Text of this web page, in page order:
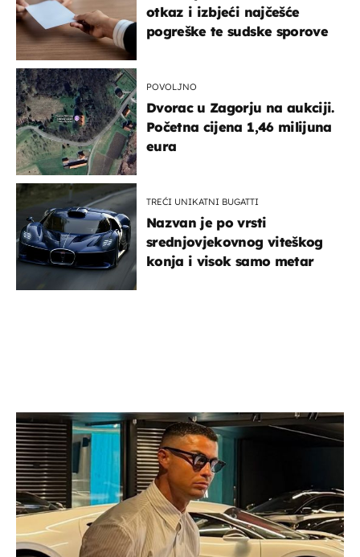
otkaz i izbjeći najčešće
pogreške te sudske sporove
POVOLJNO
Dvorac u Zagorju na aukciji.
Početna cijena 1,46 milijuna
eura
TREĆI UNIKATNI BUGATTI
Nazvan je po vrsti
srednjovjekovnog viteškog
konja i visok samo metar